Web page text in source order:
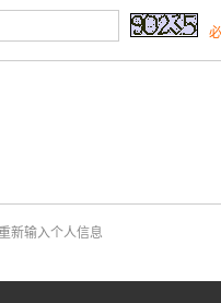
新输入个人信息